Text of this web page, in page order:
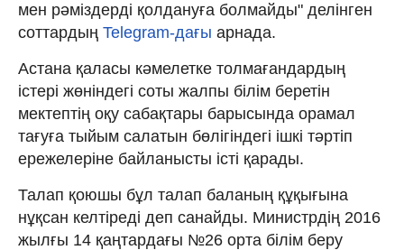
мен рәміздерді қолдануға болмайды" делінген
соттардың Telegram-дағы арнада.
Астана қаласы кәмелетке толмағандардың
істері жөніндегі соты жалпы білім беретін
мектептің оқу сабақтары барысында орамал
тағуға тыйым салатын бөлігіндегі ішкі тәртіп
ережелеріне байланысты істі қарады.
Талап қоюшы бұл талап баланың құқығына
нұқсан келтіреді деп санайды. Министрдің 2016
жылғы 14 қаңтардағы №26 орта білім беру